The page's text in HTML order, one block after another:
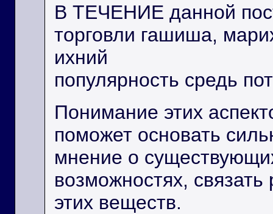
В ТЕЧЕНИЕ данной
торговли гашиша,
ихний
популярность средь
Понимание этих
поможет основать
мнение о
возможностях,
этих веществ.